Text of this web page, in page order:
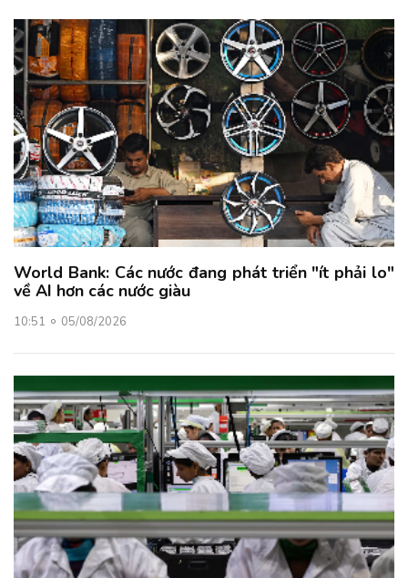
World Bank: Các nước đang phát triển "ít phải lo"
về AI hơn các nước giàu
10:51 05/08/2026